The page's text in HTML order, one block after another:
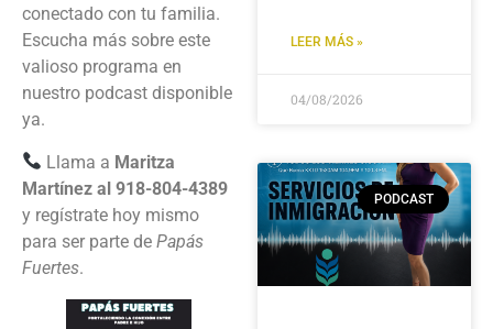
conectado con tu familia.
Escucha más sobre este
valioso programa en
nuestro podcast disponible
ya.
Llama a Maritza
Martínez al 918-804-4389
y regístrate hoy mismo
para ser parte de Papás
Fuertes.
LEER MÁS »
04/08/2026
PODCAST